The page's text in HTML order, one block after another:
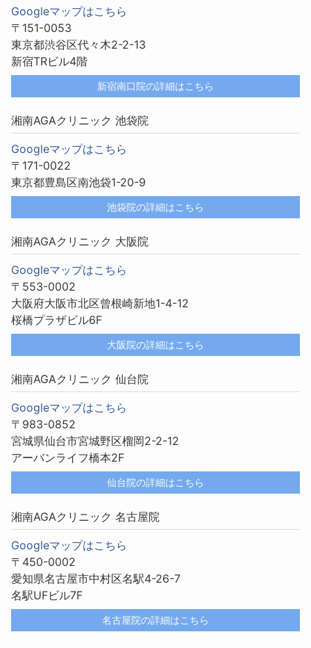
Googleマップはこちら
〒151-0053
東京都渋谷区代々木2-2-13
新宿TRビル4階
新宿南口院の詳細はこちら
湘南AGAクリニック 池袋院
Googleマップはこちら
〒171-0022
東京都豊島区南池袋1-20-9
池袋院の詳細はこちら
湘南AGAクリニック 大阪院
Googleマップはこちら
〒553-0002
大阪府大阪市北区曾根崎新地1-4-12
桜橋プラザビル6F
大阪院の詳細はこちら
湘南AGAクリニック 仙台院
Googleマップはこちら
〒983-0852
宮城県仙台市宮城野区榴岡2-2-12
アーバンライフ橋本2F
仙台院の詳細はこちら
湘南AGAクリニック 名古屋院
Googleマップはこちら
〒450-0002
愛知県名古屋市中村区名駅4-26-7
名駅UFビル7F
名古屋院の詳細はこちら